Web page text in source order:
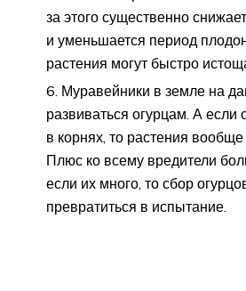
за этого существенно
и уменьшается период
растения могут быстро
Муравейники в земле на
развиваться огурцам. А
в корнях, то растения
Плюс ко всему вредители
если их много, то сбор
превратиться в испытание.